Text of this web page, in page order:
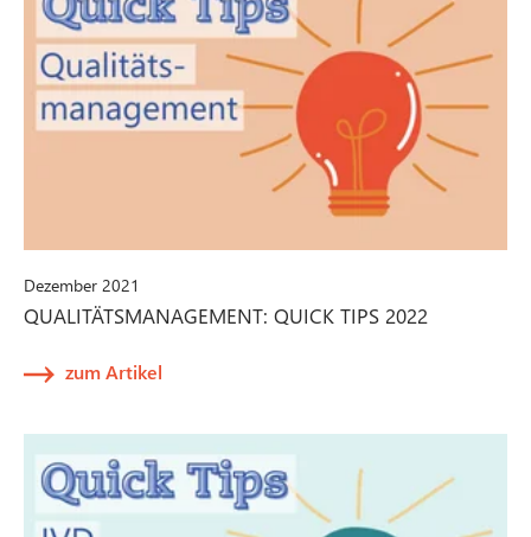
Dezember 2021
QUALITÄTSMANAGEMENT: QUICK TIPS 2022
zum Artikel